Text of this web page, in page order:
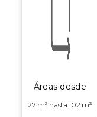
Áreas desde
27 m² hasta 102 m²